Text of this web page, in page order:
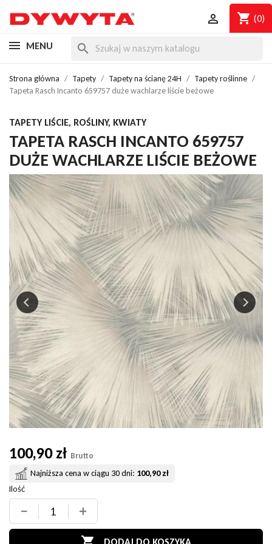
shopping_cart (0)

MENU search
Strona główna Tapety Tapety na ścianę 24H
Tapety roślinne
Tapeta Rasch Incanto 659757 duże wachlarze liście beżowe
TAPETY LIŚCIE, ROŚLINY, KWIATY
TAPETA RASCH INCANTO 659757
DUŻE WACHLARZE LIŚCIE BEŻOWE
100,90 zł Brutto
Najniższa cena w ciągu 30 dni: 100,90 zł
Ilość
− +